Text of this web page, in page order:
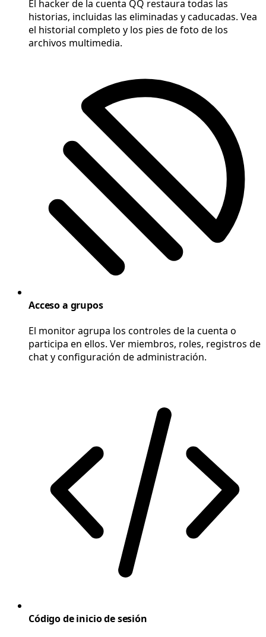
El hacker de la cuenta QQ restaura todas las
historias, incluidas las eliminadas y caducadas. Vea
el historial completo y los pies de foto de los
archivos multimedia.
Acceso a grupos
El monitor agrupa los controles de la cuenta o
participa en ellos. Ver miembros, roles, registros de
chat y configuración de administración.
Código de inicio de sesión